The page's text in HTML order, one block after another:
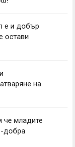
е и добър
остави
на
че младите
добра